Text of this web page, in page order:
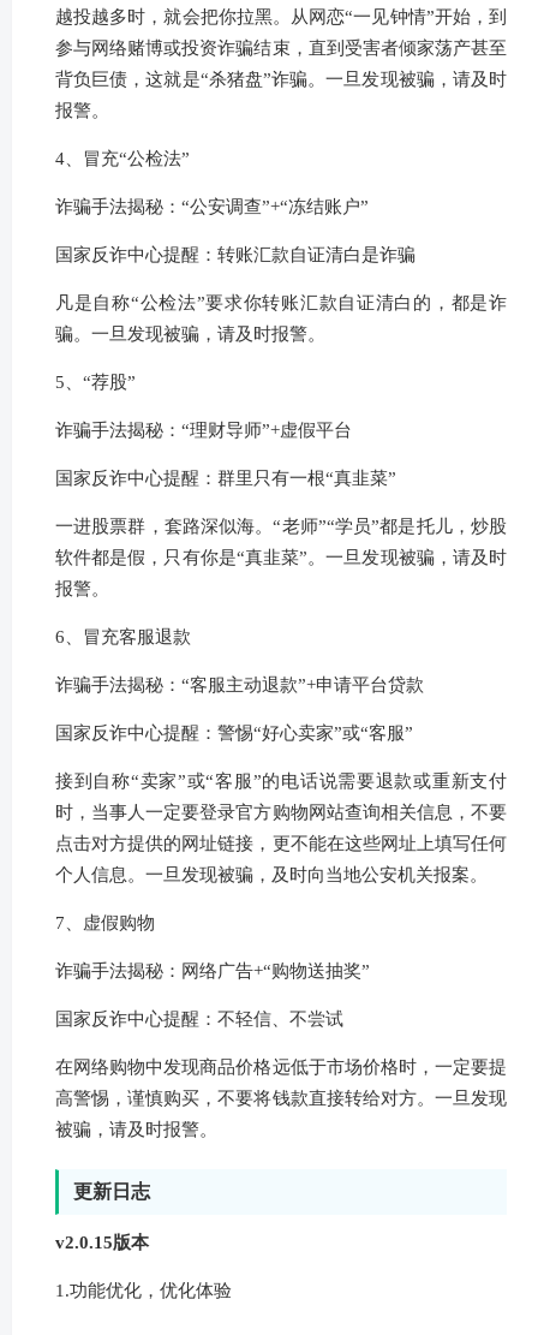
越投越多时，就会把你拉黑。从网恋“一见钟情”开始，到
参与网络赌博或投资诈骗结束，直到受害者倾家荡产甚至
背负巨债，这就是“杀猪盘”诈骗。一旦发现被骗，请及时
报警。
4、冒充“公检法”
诈骗手法揭秘：“公安调查”+“冻结账户”
国家反诈中心提醒：转账汇款自证清白是诈骗
凡是自称“公检法”要求你转账汇款自证清白的，都是诈
骗。一旦发现被骗，请及时报警。
5、“荐股”
诈骗手法揭秘：“理财导师”+虚假平台
国家反诈中心提醒：群里只有一根“真韭菜”
一进股票群，套路深似海。“老师”“学员”都是托儿，炒股
软件都是假，只有你是“真韭菜”。一旦发现被骗，请及时
报警。
6、冒充客服退款
诈骗手法揭秘：“客服主动退款”+申请平台贷款
国家反诈中心提醒：警惕“好心卖家”或“客服”
接到自称“卖家”或“客服”的电话说需要退款或重新支付
时，当事人一定要登录官方购物网站查询相关信息，不要
点击对方提供的网址链接，更不能在这些网址上填写任何
个人信息。一旦发现被骗，及时向当地公安机关报案。
7、虚假购物
诈骗手法揭秘：网络广告+“购物送抽奖”
国家反诈中心提醒：不轻信、不尝试
在网络购物中发现商品价格远低于市场价格时，一定要提
高警惕，谨慎购买，不要将钱款直接转给对方。一旦发现
被骗，请及时报警。
更新日志
v2.0.15版本
1.功能优化，优化体验